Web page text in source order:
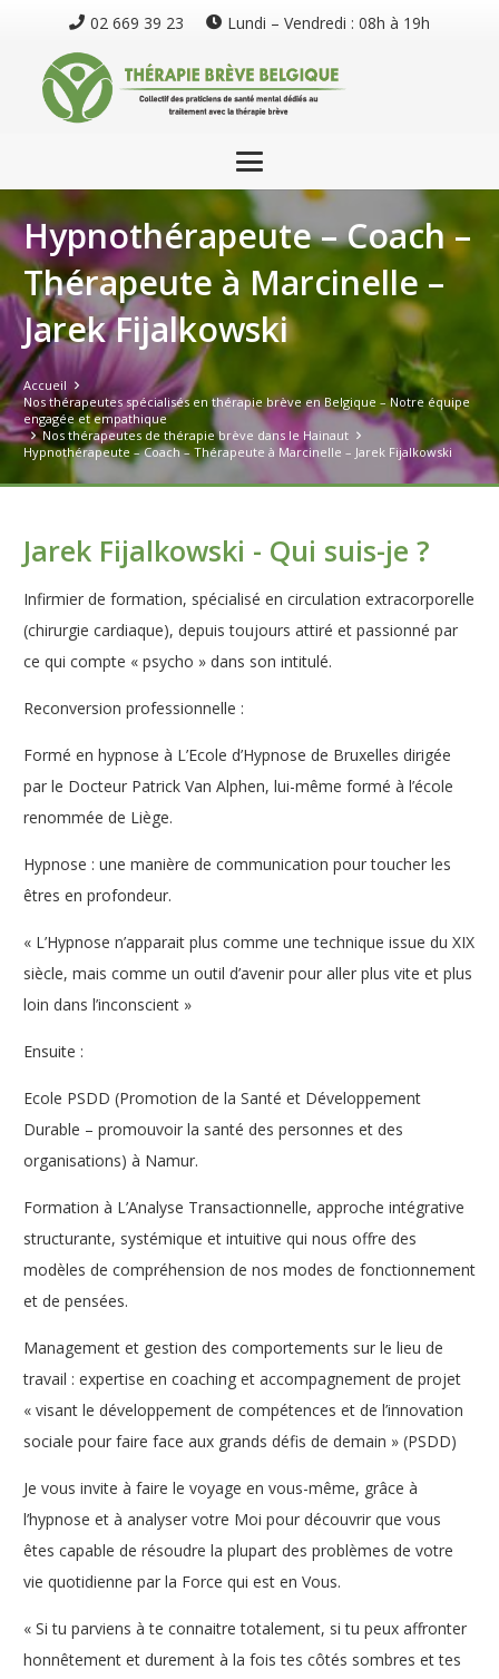
02 669 39 23 Lundi – Vendredi : 08h à 19h
Hypnothérapeute – Coach –
Thérapeute à Marcinelle –
Jarek Fijalkowski
Accueil
Nos thérapeutes spécialisés en thérapie brève en Belgique – Notre équipe
engagée et empathique
Nos thérapeutes de thérapie brève dans le Hainaut
Hypnothérapeute – Coach – Thérapeute à Marcinelle – Jarek Fijalkowski
Jarek Fijalkowski - Qui suis-je ?
Infirmier de formation, spécialisé en circulation extracorporelle
(chirurgie cardiaque), depuis toujours attiré et passionné par
ce qui compte « psycho » dans son intitulé.
Reconversion professionnelle :
Formé en hypnose à L’Ecole d’Hypnose de Bruxelles dirigée
par le Docteur Patrick Van Alphen, lui-même formé à l’école
renommée de Liège.
Hypnose : une manière de communication pour toucher les
êtres en profondeur.
« L’Hypnose n’apparait plus comme une technique issue du XIX
siècle, mais comme un outil d’avenir pour aller plus vite et plus
loin dans l’inconscient »
Ensuite :
Ecole PSDD (Promotion de la Santé et Développement
Durable – promouvoir la santé des personnes et des
organisations) à Namur.
Formation à L’Analyse Transactionnelle, approche intégrative
structurante, systémique et intuitive qui nous offre des
modèles de compréhension de nos modes de fonctionnement
et de pensées.
Management et gestion des comportements sur le lieu de
travail : expertise en coaching et accompagnement de projet
« visant le développement de compétences et de l’innovation
sociale pour faire face aux grands défis de demain » (PSDD)
Je vous invite à faire le voyage en vous-même, grâce à
l’hypnose et à analyser votre Moi pour découvrir que vous
êtes capable de résoudre la plupart des problèmes de votre
vie quotidienne par la Force qui est en Vous.
« Si tu parviens à te connaitre totalement, si tu peux affronter
honnêtement et durement à la fois tes côtés sombres et tes